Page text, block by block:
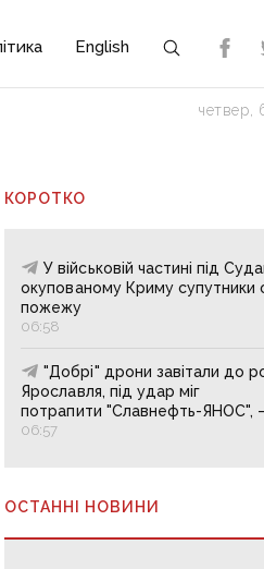
English
четвер,
КОРОТКО
У військовій частині під
окупованому Криму супутники
пожежу
06:58
"Добрі" дрони завітали до
Ярославля, під удар міг
потрапити "Славнефть-ЯНОС",
06:57
ОСТАННІ НОВИНИ